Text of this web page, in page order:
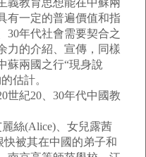
教育思想能在中蘇兩
有一定的普遍價值和指
30年代社會需要契合之
力的介紹、宣傳，同樣
蘇兩國之行“現身說
估計。
紀20、30年代中國教
絲(Alice)、女兒露茜
被其在中國的弟子和